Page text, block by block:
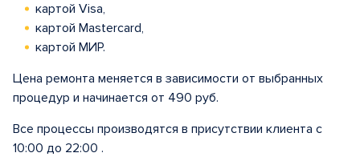
картой Visa,
картой Mastercard,
картой МИР.
Цена ремонта меняется в зависимости от выбранных
процедур и начинается от 490 руб.
Все процессы производятся в присутствии клиента с
10:00 до 22:00 .